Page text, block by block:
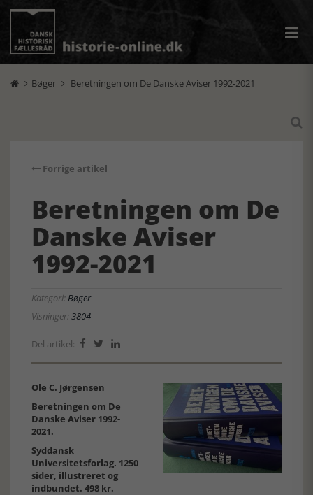
 Bøger  Beretningen om De Danske Aviser 1992-2021

Forrige artikel
Beretningen om De
Danske Aviser
1992-2021
Kategori:Bøger
Visninger:3804
Del artikel:   
Ole C. Jørgensen
Beretningen om De
Danske Aviser 1992-
2021.
Syddansk
Universitetsforlag. 1250
sider, illustreret og
indbundet. 498 kr.